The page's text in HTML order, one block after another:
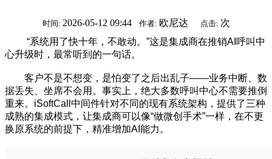
时间: 2026-05-12 09:44 作者: 欧尼达 点击: 次
“系统用了快十年，不敢动。”这是集成商在推销AI呼叫中
心升级时，最常听到的一句话。
客户不是不想变，是怕变了之后出乱子——业务中断、数
据丢失、坐席不会用。事实上，绝大多数呼叫中心不需要推倒
重来。iSoftCall中间件针对不同的现有系统架构，提供了三种
成熟的集成模式，让集成商可以像“做微创手术”一样，在不更
换原系统的前提下，精准增加AI能力。